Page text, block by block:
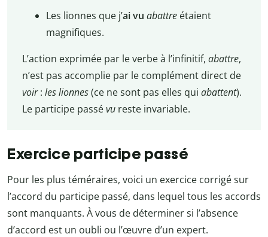
Les lionnes que j’ai vu abattreétaient
magnifiques.
L’action exprimée par le verbe à l’infinitif, abattre,
n’est pas accomplie par le complément direct de
voir: les lionnes(ce ne sont pas elles qui abattent).
Le participe passévu reste invariable.
Exercice participe passé
Pour les plus téméraires, voici un exercice corrigé sur
l’accord du participe passé, dans lequel tous les accords
sont manquants. À vous de déterminer si l’absence
d’accord est un oubli ou l’œuvre d’un expert.